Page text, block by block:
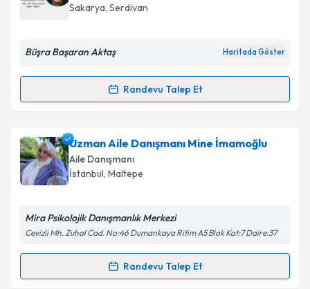
için bir takvim hazırlandığında e-posta ile
bilgilendireceğiz.
kapsamda işlenmesini kabul ediyorum.
Sakarya, Serdivan
Büşra Başaran Aktaş Haritada Göster
Randevu Talep Et
Randevu Takvimi Talebi
Aile Danışmanı Büşra Başaran Aktaşiçin randevu
takvimi talebi oluşturun. Size bu uzmandan randevu
almanız için bir takvim hazırlandığında e-posta ile
bilgilendireceğiz.
Kişisel verilerimin işlenmesine ilişkinAydınlatma
Uzman Aile Danışmanı Mine İmamoğlu
Aile Danışmanı
İstanbul, Maltepe
Mira Psikolojik Danışmanlık Merkezi
Cevizli Mh. Zuhal Cad. No:46 Dumankaya Ritim A5 Blok Kat:7 Daire:37
Randevu Talep Et
Randevu Takvimi Talebi